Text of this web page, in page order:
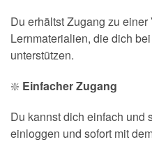
Du erhältst Zugang zu
Lernmaterialien, die dich
unterstützen.
❇️ Einfacher Zugang
Du kannst dich einfach und
einloggen und sofort mit